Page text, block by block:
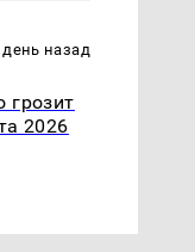
день назад
грозит
2026